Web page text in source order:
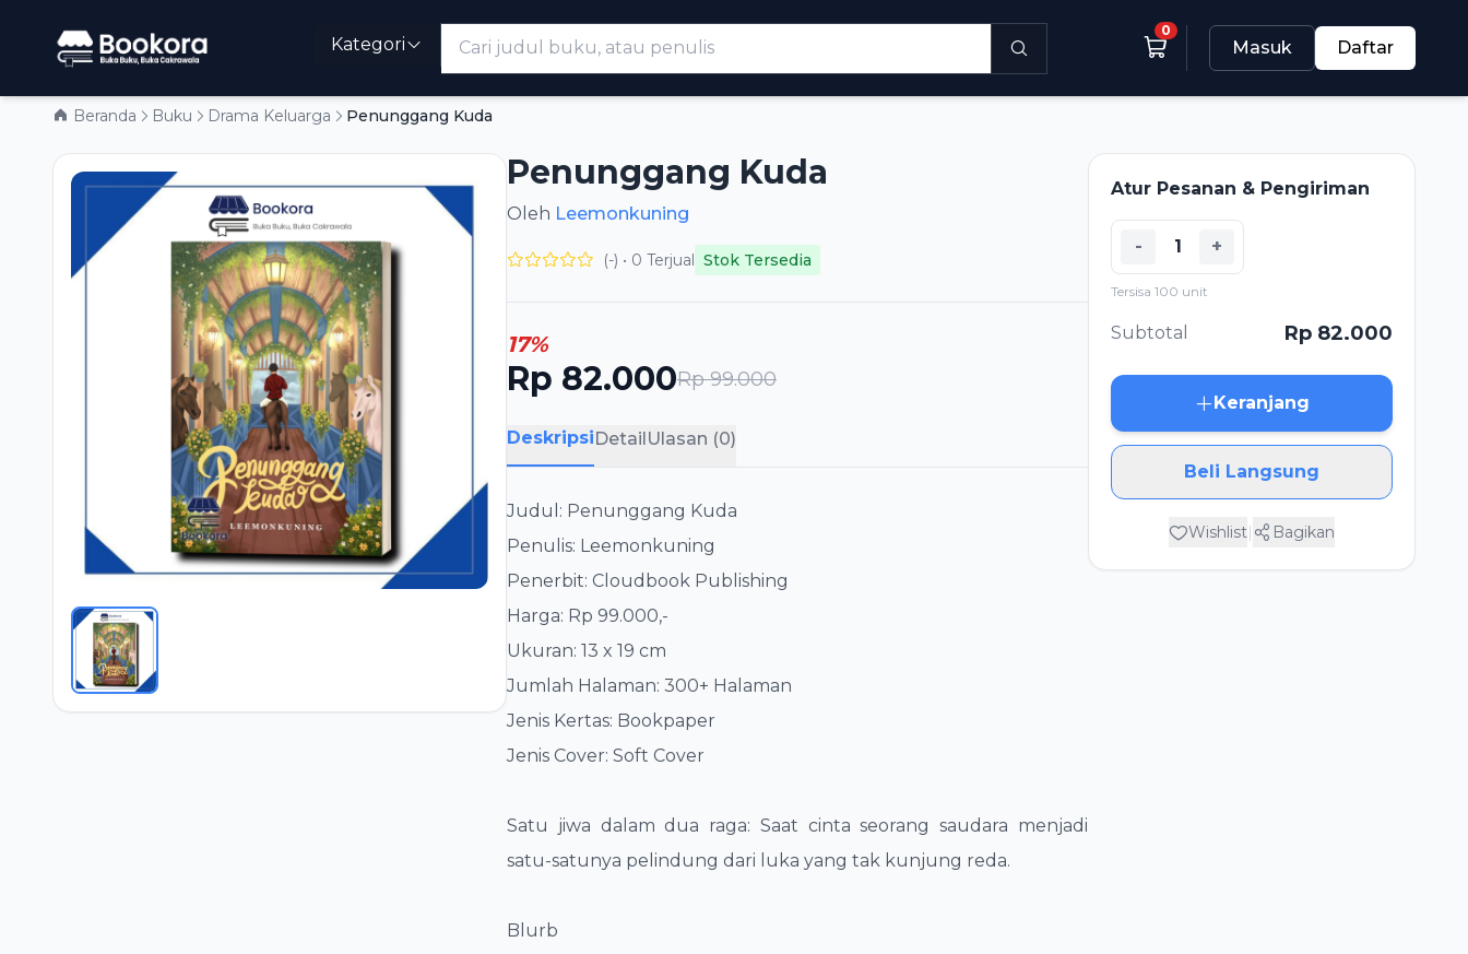
Kategori
0
Masuk Daftar
Beranda Buku Drama Keluarga Penunggang Kuda
Penunggang Kuda
Oleh Leemonkuning
(-) • 0 Terjual Stok Tersedia
17%
Rp 82.000Rp 99.000
DeskripsiDetailUlasan (0)
Judul: Penunggang Kuda
​Penulis: Leemonkuning
​Penerbit: Cloudbook Publishing
​Harga: Rp 99.000,-
​Ukuran: 13 x 19 cm
​Jumlah Halaman: 300+ Halaman
​Jenis Kertas: Bookpaper
​Jenis Cover: Soft Cover
​Satu jiwa dalam dua raga: Saat cinta seorang saudara menjadi
satu-satunya pelindung dari luka yang tak kunjung reda.
​Blurb
Atur Pesanan & Pengiriman
- +
Tersisa 100 unit
Subtotal Rp 82.000
Keranjang
Beli Langsung
Wishlist| Bagikan